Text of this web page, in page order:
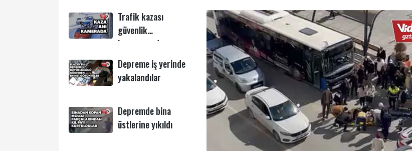
Trafik kazası
güvenlik
kamerasında
Depreme iş yerinde
yakalandılar
Depremde bina
üstlerine yıkıldı